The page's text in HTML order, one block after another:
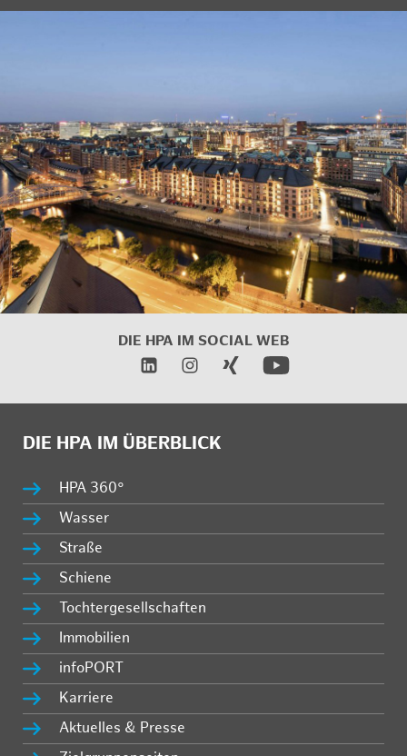
DIE HPA IM SOCIAL WEB
DIE HPA IM ÜBERBLICK
HPA 360°
Wasser
Straße
Schiene
Tochtergesellschaften
Immobilien
infoPORT
Karriere
Aktuelles & Presse